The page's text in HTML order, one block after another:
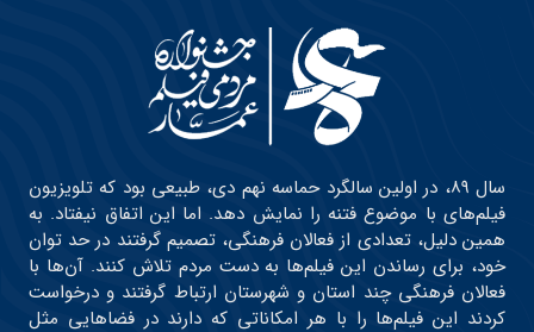
سال ۸۹، در اولین سالگرد حماسه نهم دی، طبیعی بود که تلویزیون
فیلم‌های با موضوع فتنه را نمایش دهد. اما این اتفاق نیفتاد. به
همین دلیل، تعدادی از فعالان فرهنگی، تصمیم گرفتند در حد توان
خود، برای رساندن این فیلم‌ها به دست مردم تلاش کنند. آن‌ها با
فعالان فرهنگی چند استان و شهرستان ارتباط گرفتند و درخواست
کردند این فیلم‌ها را با هر امکاناتی که دارند در فضاهایی مثل